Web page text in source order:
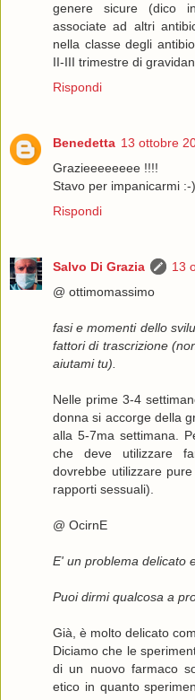
genere sicure (dico
associate ad altri
nella classe degli
II-III trimestre di
Rispondi
Benedetta 13 ottobre
Grazieeeeeeee !!!!
Stavo per impanicarmi :-)
Rispondi
Salvo Di Grazia
13
@ ottimomassimo
fasi e momenti dello
fattori di trascrizione
aiutami tu).
Nelle prime 3-4
donna si accorge della
alla 5-7ma settimana.
che deve utilizzare
dovrebbe utilizzare
rapporti sessuali).
@ OcirnE
E' un problema delicato
Puoi dirmi qualcosa a
Già, è molto delicato
Diciamo che le
di un nuovo farmaco
etico in quanto